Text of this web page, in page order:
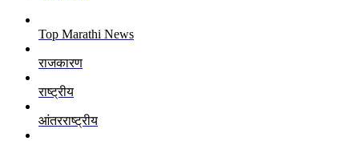
Top Marathi News
राजकारण
राष्ट्रीय
आंतरराष्ट्रीय